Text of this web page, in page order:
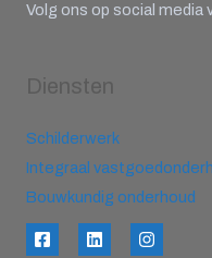
Volg ons op social
Diensten
Schilderwerk
Integraal
Bouwkundig onderhoud